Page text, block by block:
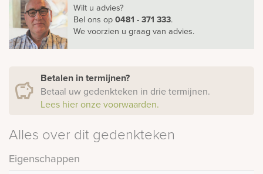
Wilt u advies?
Bel ons op0481 - 371 333.
We voorzien u graag van advies.
Betalen in termijnen?
Betaal uw gedenkteken in drie termijnen.
Lees hier onze voorwaarden.
Alles over dit gedenkteken
Eigenschappen